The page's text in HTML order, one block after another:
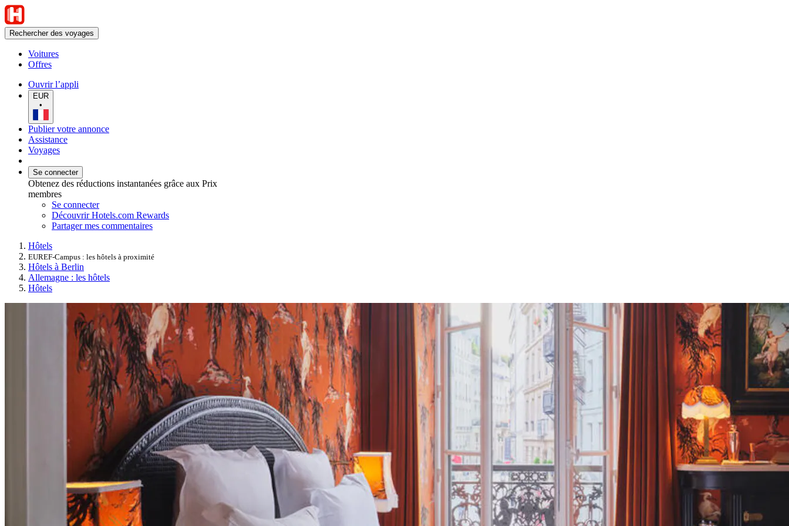
Rechercher des voyages
Voitures
Offres
Ouvrir l’appli
EUR
•
Publier votre annonce
Assistance
Voyages
Se connecter
Obtenez des réductions instantanées grâce aux Prix
membres
Se connecter
Découvrir Hotels.com Rewards
Partager mes commentaires
Hôtels
EUREF-Campus : les hôtels à proximité
Hôtels à Berlin
Allemagne : les hôtels
Hôtels